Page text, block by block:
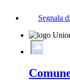
Segnala